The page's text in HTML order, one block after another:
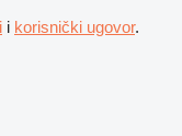
i korisnički ugovor.